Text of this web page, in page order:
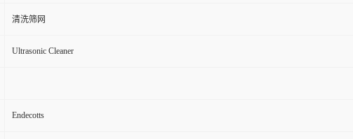
清洗筛网
Ultrasonic Cleaner
Endecotts